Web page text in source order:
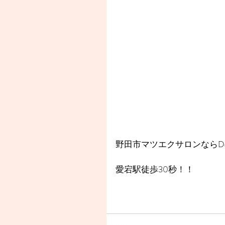
野田市マツエクサロンなら
愛宕駅徒歩30秒！！